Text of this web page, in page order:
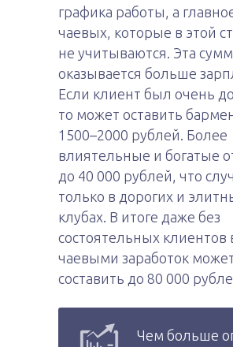
графика работы, а
чаевых, которые в этой
не учитываются. Эта
оказывается больше
Если клиент был очень
то может оставить
1500–2000 рублей. Более
влиятельные и богатые
до 40 000 рублей, что
только в дорогих и
клубах. В итоге даже без
состоятельных клиентов
чаевыми заработок
составить до 80 000
Чем больше